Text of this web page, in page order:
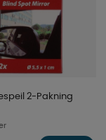
2-Pakning